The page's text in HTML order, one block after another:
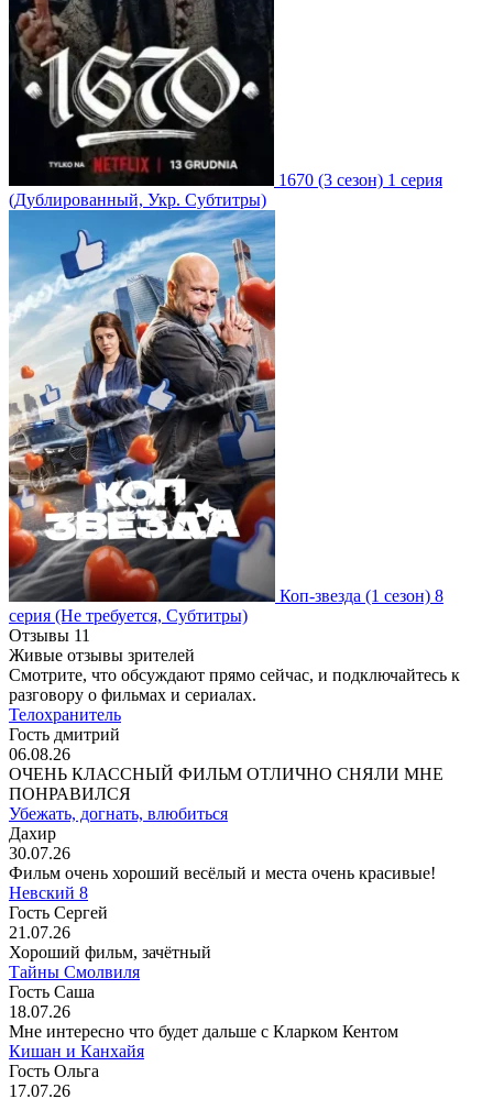
1670 (3 сезон) 1 серия
(Дублированный, Укр. Субтитры)
Коп-звезда (1 сезон) 8
серия (Не требуется, Субтитры)
Отзывы 11
Живые отзывы зрителей
Смотрите, что обсуждают прямо сейчас, и подключайтесь к
разговору о фильмах и сериалах.
Телохранитель
Гость дмитрий
06.08.26
ОЧЕНЬ КЛАССНЫЙ ФИЛЬМ ОТЛИЧНО СНЯЛИ МНЕ
ПОНРАВИЛСЯ
Убежать, догнать, влюбиться
Дахир
30.07.26
Фильм очень хороший весёлый и места очень красивые!
Невский 8
Гость Сергей
21.07.26
Хороший фильм, зачётный
Тайны Смолвиля
Гость Саша
18.07.26
Мне интересно что будет дальше с Кларком Кентом
Кишан и Канхайя
Гость Ольга
17.07.26